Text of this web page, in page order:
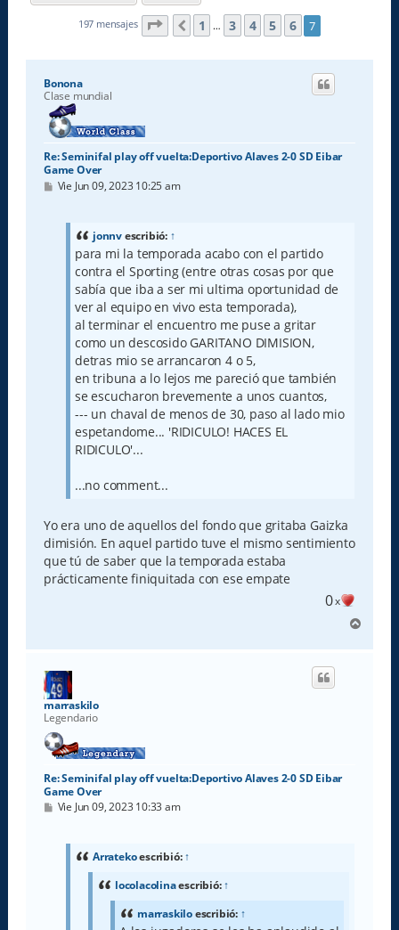
197 mensajes Página 7de7
Anterior
1 … 3 4 5 6 7
Bonona
Clase mundial
Re: Seminifal play off vuelta:Deportivo Alaves 2-0 SD Eibar
Game Over
M
Vie Jun 09, 2023 10:25 am
jonnvescribió: ↑
para mi la temporada acabo con el partido
contra el Sporting (entre otras cosas por que
sabía que iba a ser mi ultima oportunidad de
ver al equipo en vivo esta temporada),
al terminar el encuentro me puse a gritar
como un descosido GARITANO DIMISION,
detras mio se arrancaron 4 o 5,
en tribuna a lo lejos me pareció que también
se escucharon brevemente a unos cuantos,
--- un chaval de menos de 30, paso al lado mio
espetandome... 'RIDICULO! HACES EL
RIDICULO'...
...no comment...
Yo era uno de aquellos del fondo que gritaba Gaizka
dimisión. En aquel partido tuve el mismo sentimiento
que tú de saber que la temporada estaba
prácticamente finiquitada con ese empate
0x
r
marraskilo
Legendario
Re: Seminifal play off vuelta:Deportivo Alaves 2-0 SD Eibar
Game Over
M
Vie Jun 09, 2023 10:33 am
Arratekoescribió:↑
locolacolinaescribió:↑
marraskiloescribió: ↑